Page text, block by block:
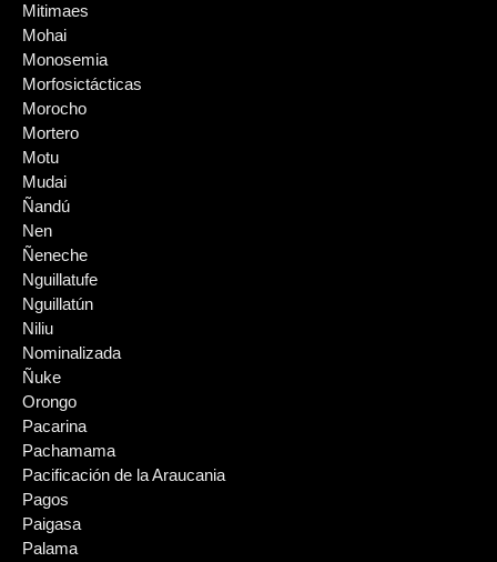
Mitimaes
Mohai
Monosemia
Morfosictácticas
Morocho
Mortero
Motu
Mudai
Ñandú
Nen
Ñeneche
Nguillatufe
Nguillatún
Niliu
Nominalizada
Ñuke
Orongo
Pacarina
Pachamama
Pacificación de la Araucania
Pagos
Paigasa
Palama